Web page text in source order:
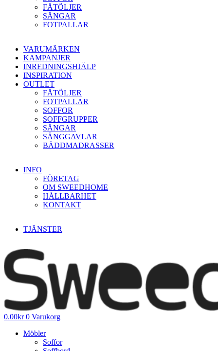
FÅTÖLJER
SÄNGAR
FOTPALLAR
VARUMÄRKEN
KAMPANJER
INREDNINGSHJÄLP
INSPIRATION
OUTLET
FÅTÖLJER
FOTPALLAR
SOFFOR
SOFFGRUPPER
SÄNGAR
SÄNGGAVLAR
BÄDDMADRASSER
INFO
FÖRETAG
OM SWEEDHOME
HÅLLBARHET
KONTAKT
TJÄNSTER
0.00kr 0 Varukorg
Möbler
Soffor